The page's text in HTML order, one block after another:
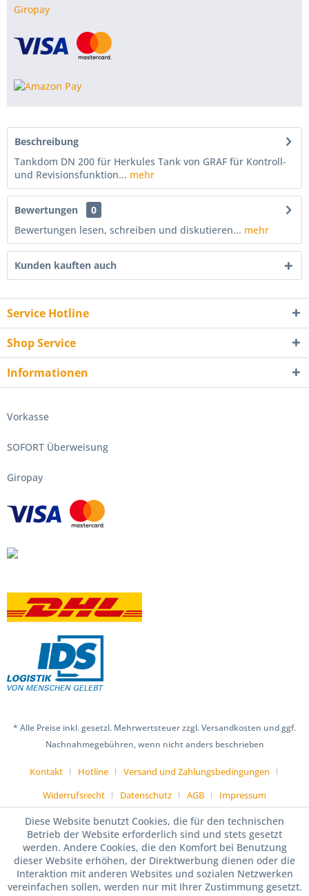
Giropay
Beschreibung
Tankdom DN 200 für Herkules Tank von GRAF für Kontroll-
und Revisionsfunktion... mehr
Bewertungen
0
Bewertungen lesen, schreiben und diskutieren... mehr
Kunden kauften auch
Service Hotline
Shop Service
Informationen
Vorkasse
SOFORT Überweisung
Giropay
* Alle Preise inkl. gesetzl. Mehrwertsteuer zzgl. Versandkosten und ggf.
Nachnahmegebühren, wenn nicht anders beschrieben
Kontakt Hotline
Versand und Zahlungsbedingungen
Widerrufsrecht
Datenschutz AGB Impressum
Diese Website benutzt Cookies, die für den technischen
Betrieb der Website erforderlich sind und stets gesetzt
werden. Andere Cookies, die den Komfort bei Benutzung
dieser Website erhöhen, der Direktwerbung dienen oder die
Interaktion mit anderen Websites und sozialen Netzwerken
vereinfachen sollen, werden nur mit Ihrer Zustimmung gesetzt.